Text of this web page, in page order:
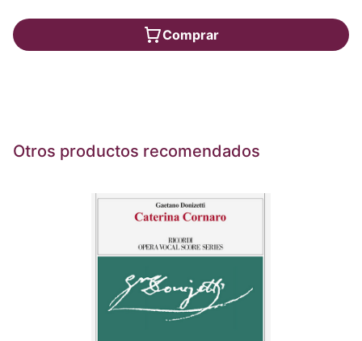
Comprar
Otros productos recomendados